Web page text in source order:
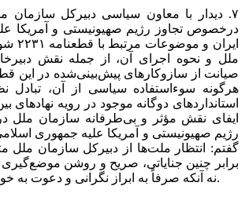
‏۷. دیدار با معاون سیاسی دبیرکل سازمان
درخصوص تجاوز رژیم صهیونیستی و آمریکا
ملل و نحوه اجرای آن، از جمله نقش
صیانت از سازوکار‌های پیش‌بینی‌شده در این
هرگونه سوء‌استفاده سیاسی از آن، تبادل
استاندارد‌های دوگانه موجود در رویه نهاد‌های
ایفای نقش مؤثر و بی‌طرفانه سازمان ملل
رژیم صهیونیستی و آمریکا علیه جمهوری
گفتم: انتظار ملت‌ها از دبیرکل سازمان ملل
برابر چنین جنایاتی، صریح و روشن
نه آنکه صرفاً به ابراز نگرانی و دعوت به خویشتنداری اکتفا نماید.